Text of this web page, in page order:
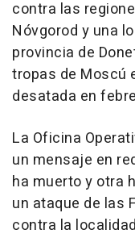
contra las
Nóvgorod y una
provincia de
tropas de Moscú
desatada en
La Oficina
un mensaje en
ha muerto y otra
un ataque de las
contra la